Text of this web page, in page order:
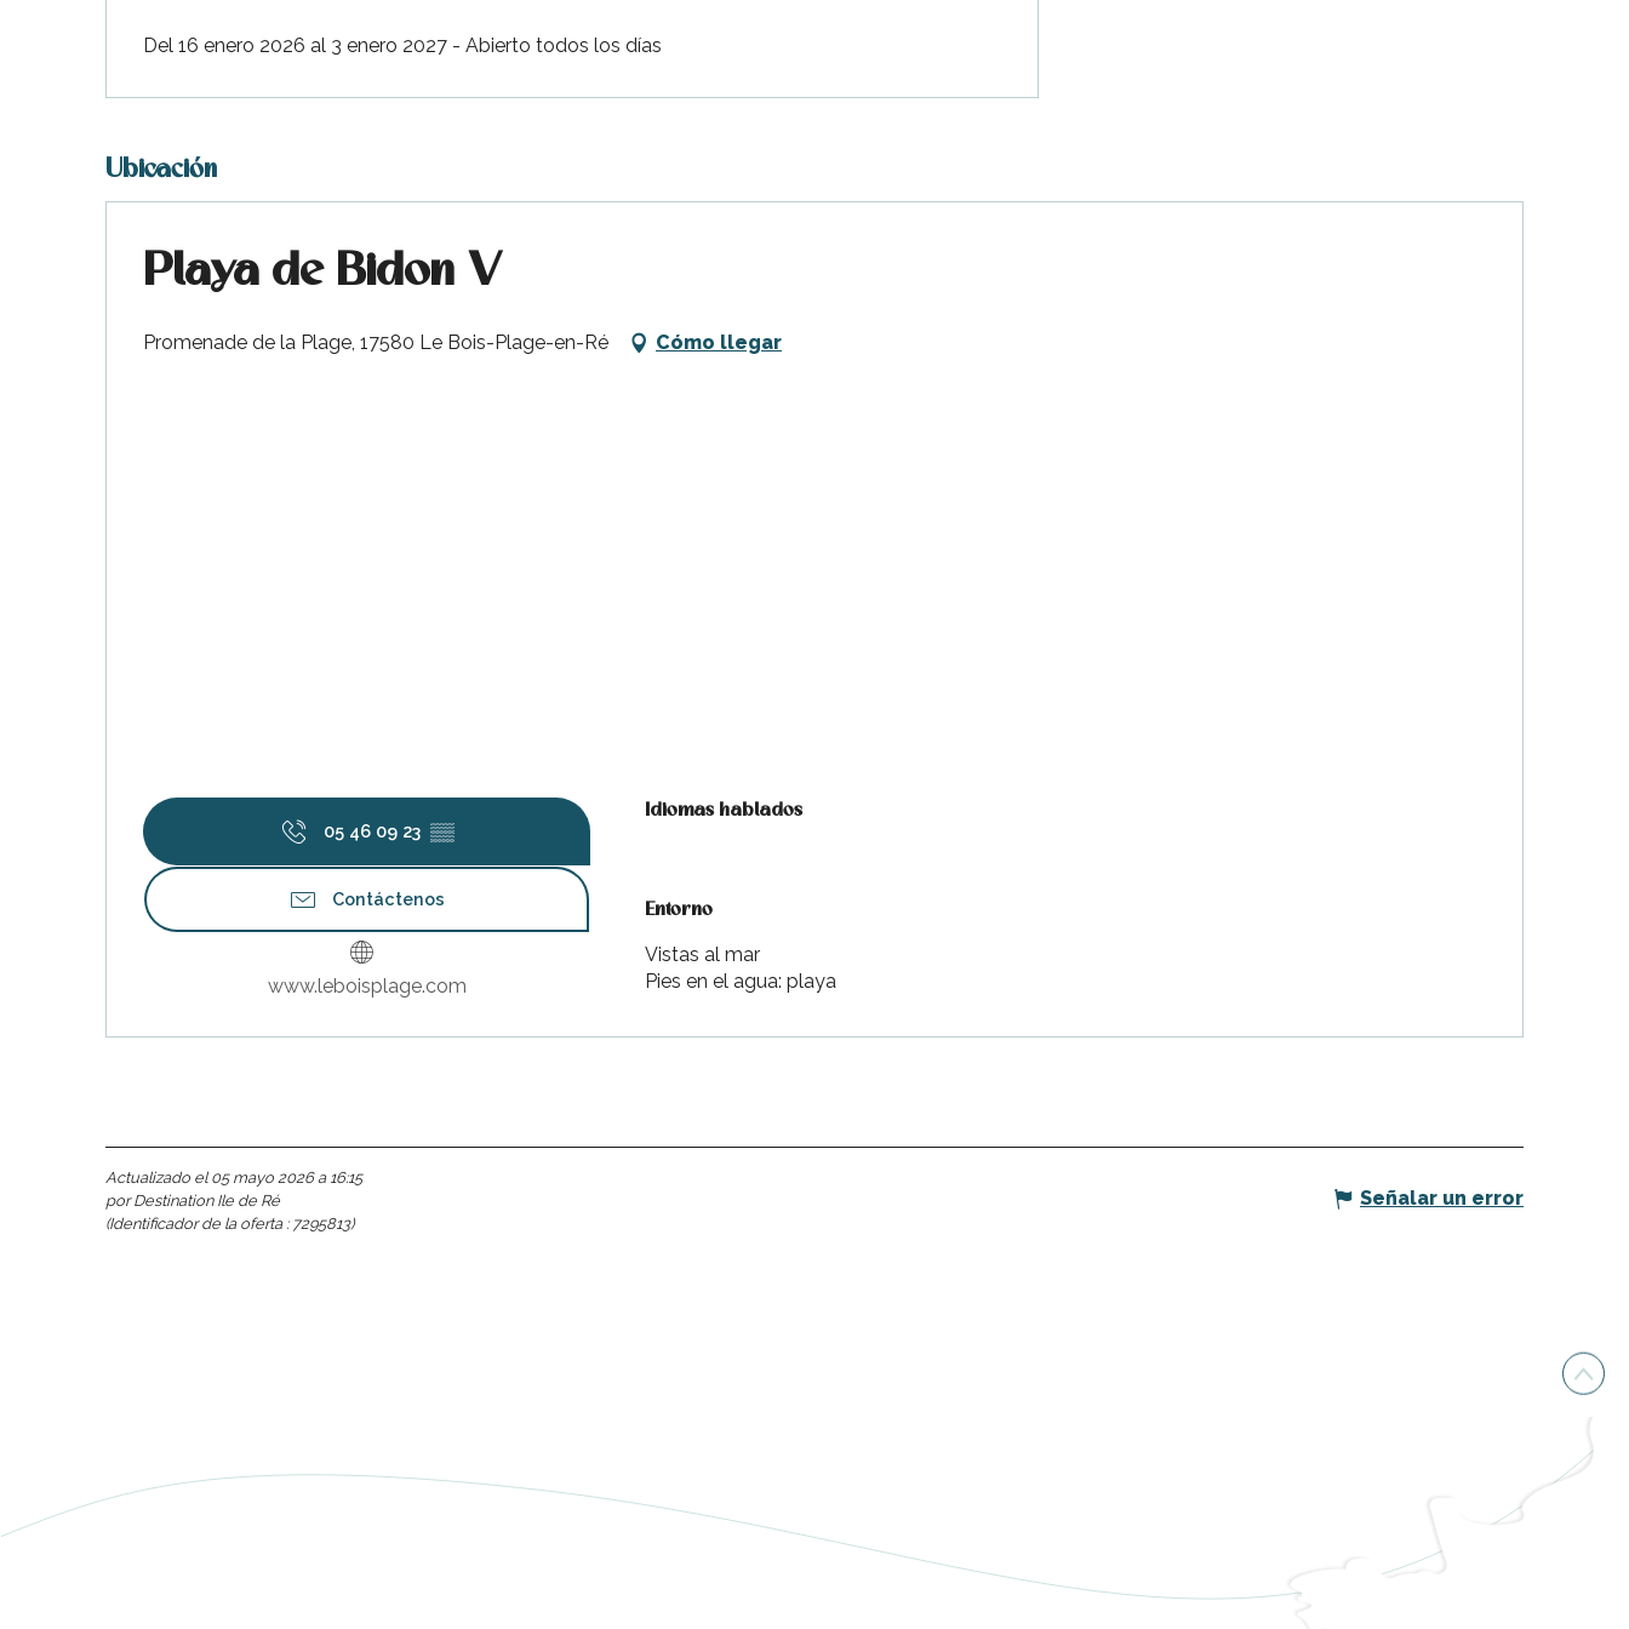
Del 16 enero 2026 al 3 enero 2027 - Abierto todos los días
Ubicación
Playa de Bidon V
Promenade de la Plage, 17580 Le Bois-Plage-en-Ré Cómo llegar
05 46 09 23 ▒▒
Contáctenos
www.leboisplage.com
Idiomas hablados
Idiomas hablados
Entorno
Entorno
Vistas al mar
Pies en el agua: playa
Actualizado el 05 mayo 2026 a 16:15
por Destination Ile de Ré
(Identificador de la oferta : 7295813)
Señalar un error